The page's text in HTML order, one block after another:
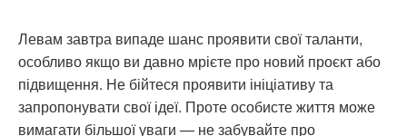
Левам завтра випаде шанс проявити свої таланти,
особливо якщо ви давно мрієте про новий проєкт або
підвищення. Не бійтеся проявити ініціативу та
запропонувати свої ідеї. Проте особисте життя може
вимагати більшої уваги — не забувайте про